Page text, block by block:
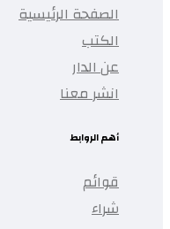
الصفحة الرئيسية
الكتب
عن الدار
انشر معنا
أهم الروابط
قوائم
شراء